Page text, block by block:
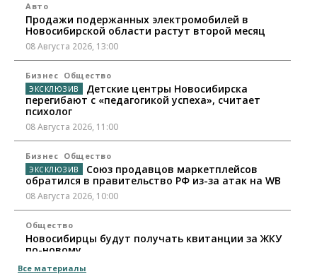
Авто
Продажи подержанных электромобилей в
Новосибирской области растут второй месяц
08 Августа 2026, 13:00
Бизнес Общество
Детские центры Новосибирска
перегибают с «педагогикой успеха», считает
психолог
08 Августа 2026, 11:00
Бизнес Общество
Союз продавцов маркетплейсов
обратился в правительство РФ из-за атак на WB
08 Августа 2026, 10:00
Общество
Новосибирцы будут получать квитанции за ЖКУ
по-новому
08 Августа 2026, 09:00
Все материалы